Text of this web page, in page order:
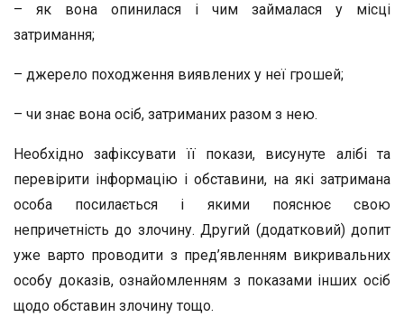
– як вона опинилася і чим займалася у місці
затримання;
– джерело походження виявлених у неї грошей;
– чи знає вона осіб, затриманих разом з нею.
Необхідно зафіксувати її покази, висунуте алібі та
перевірити інформацію і обставини, на які затримана
особа посилається і якими пояснює свою
непричетність до злочину. Другий (додатковий) допит
уже варто проводити з пред’явленням викривальних
особу доказів, ознайомленням з показами інших осіб
щодо обставин злочину тощо.